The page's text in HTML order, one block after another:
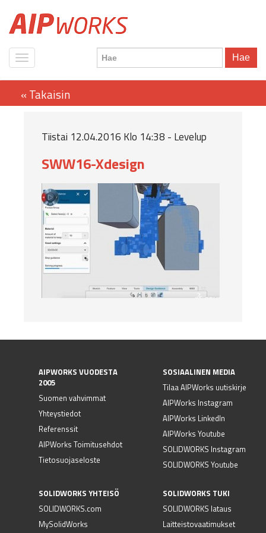
Hae
Tiistai 12.04.2016 Klo 14:38 - Levelup
SWW16-Xdesign
AIPWORKS VUODESTA
2005
Suomen vahvimmat
Yhteystiedot
Referenssit
AIPWorks Toimitusehdot
Tietosuojaseloste
SOSIAALINEN MEDIA
Tilaa AIPWorks uutiskirje
AIPWorks Instagram
AIPWorks LinkedIn
AIPWorks Youtube
SOLIDWORKS Instagram
SOLIDWORKS Youtube
SOLIDWORKS YHTEISÖ
SOLIDWORKS.com
MySolidWorks
SOLIDWORKS TUKI
SOLIDWORKS lataus
Laitteistovaatimukset